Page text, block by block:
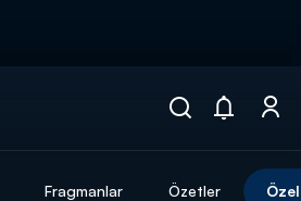
Fragmanlar Özetler